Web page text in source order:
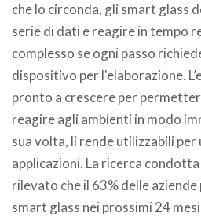
che lo circonda, gli smart glass
serie di dati e reagire in tempo
complesso se ogni passo
dispositivo per l'elaborazione.
pronto a crescere per
reagire agli ambienti in modo
sua volta, li rende utilizzabili per
applicazioni. La ricerca
rilevato che il 63% delle
smart glass nei prossimi 24